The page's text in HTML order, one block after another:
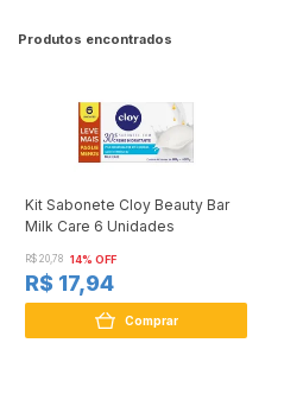
Produtos encontrados
Kit Sabonete Cloy Beauty Bar
Milk Care 6 Unidades
R$ 20,78 14% OFF
R$ 17,94
Comprar